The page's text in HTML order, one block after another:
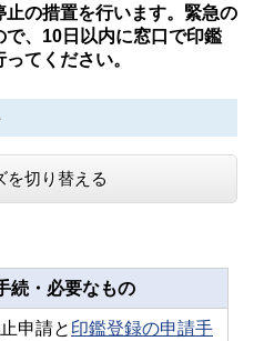
の措置を行います。緊急の
、10日以内に窓口で印鑑
てください。
を切り替える
続・必要なもの
申請と 印鑑登録の申請手